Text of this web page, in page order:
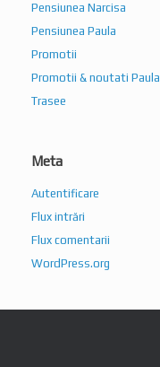
Pensiunea Narcisa
Pensiunea Paula
Promotii
Promotii & noutati Paula
Trasee
Meta
Autentificare
Flux intrări
Flux comentarii
WordPress.org